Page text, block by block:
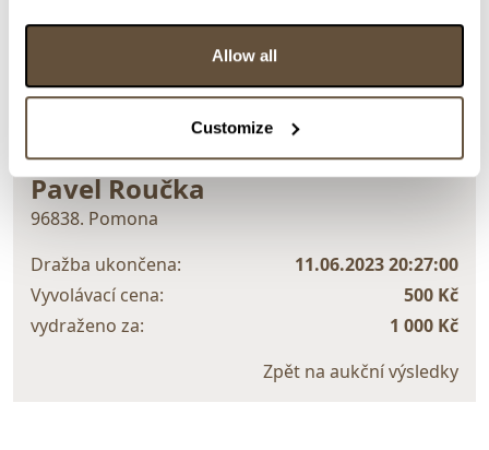
Allow all
Customize> zpět na aukční výsledky
VYDRAŽENO DOPORUČUJEME
Pavel Roučka
96838. Pomona
Dražba ukončena:
11.06.2023 20:27:00
Vyvolávací cena:
500 Kč
vydraženo za:
1 000 Kč
Zpět na aukční výsledky